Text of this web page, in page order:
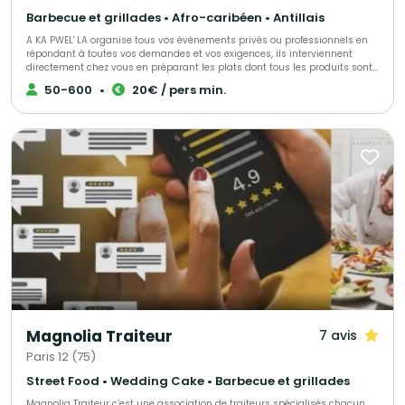
Eventicity, bien plus qu’un traiteur, une signature culinaire.
Barbecue et grillades • Afro-caribéen • Antillais
A KA PWEL' LA organise tous vos événements privés ou professionnels en
répondant à toutes vos demandes et vos exigences, ils interviennent
directement chez vous en préparant les plats dont tous les produits sont
frais et antillais. Tout est personnalisable et ajustable selon vos envies.
50-600 • 20€ / pers min.
Magnolia Traiteur 7 avis
Paris 12 (75)
Street Food • Wedding Cake • Barbecue et grillades